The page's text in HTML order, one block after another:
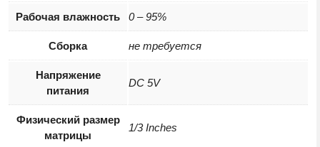
Рабочая влажность 0 – 95%
Сборка не требуется
Напряжение
питания
DC 5V
Физический размер
матрицы
1/3 Inches